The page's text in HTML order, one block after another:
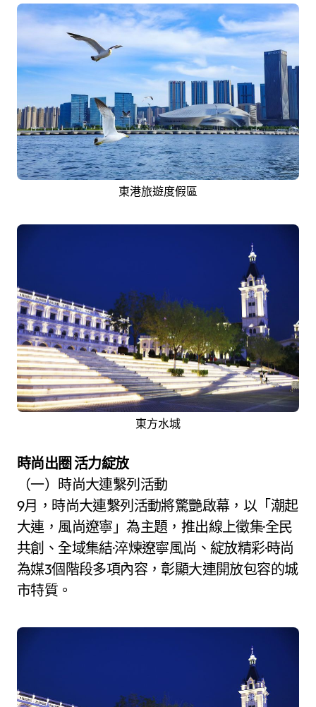
東港旅遊度假區
東方水城
時尚出圈 活力綻放
（一）時尚大連繫列活動
9月，時尚大連繫列活動將驚艷啟幕，以「潮起
大連，風尚遼寧」為主題，推出線上徵集·全民
共創、全域集結·淬煉遼寧風尚、綻放精彩·時尚
為媒3個階段多項內容，彰顯大連開放包容的城
市特質。